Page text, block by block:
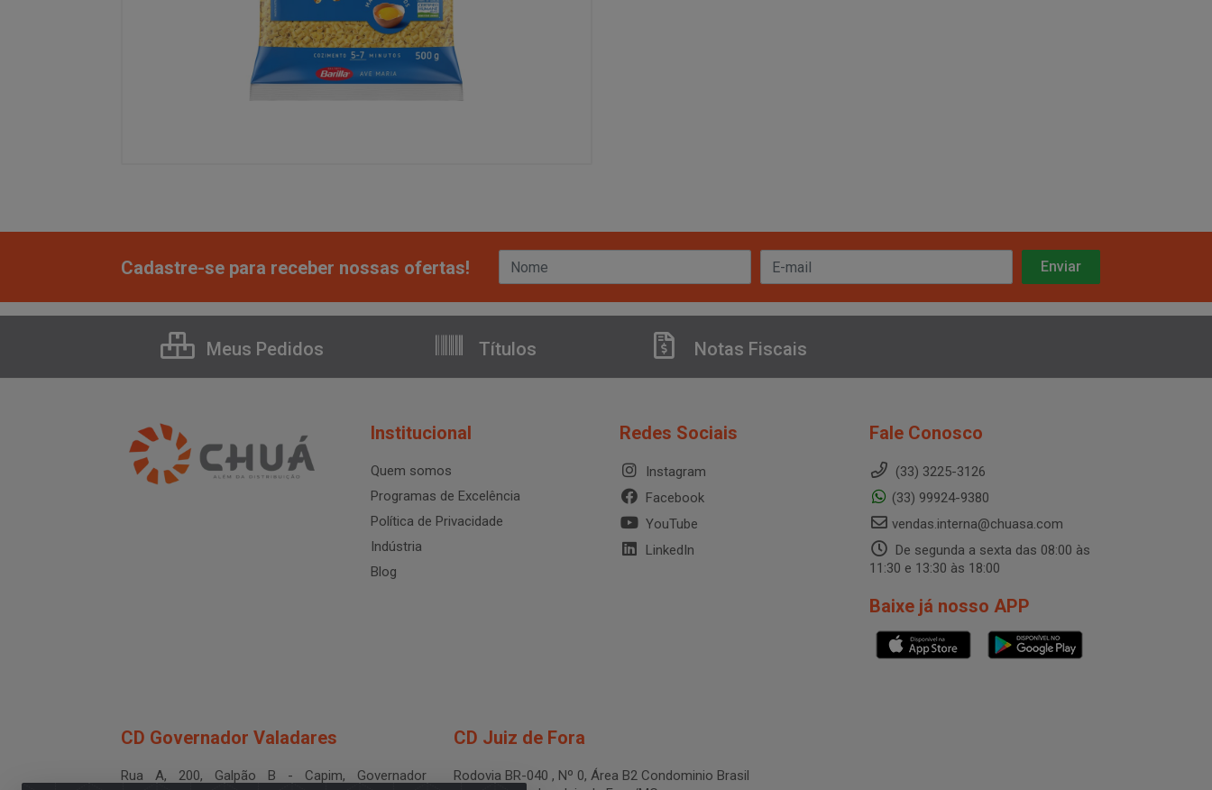
Cadastre-se para receber nossas ofertas!
Meus Pedidos Títulos Notas Fiscais
Institucional
Quem somos
Programas de Excelência
Política de Privacidade
Indústria
Blog
Redes Sociais
Instagram
Facebook
YouTube
LinkedIn
Fale Conosco
(33) 3225-3126
(33) 99924-9380
vendas.interna@chuasa.com
De segunda a sexta das 08:00 às
11:30 e 13:30 às 18:00
Baixe já nosso APP
CD Governador Valadares
Rua A, 200, Galpão B - Capim, Governador
CD Juiz de Fora
Rodovia BR-040 , Nº 0, Área B2 Condominio Brasil